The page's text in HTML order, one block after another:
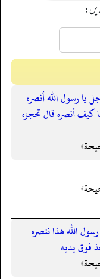
يا رسول الله أنصره
كيف أنصره قال تحجزه
الله هذا ننصره
فوق يديه